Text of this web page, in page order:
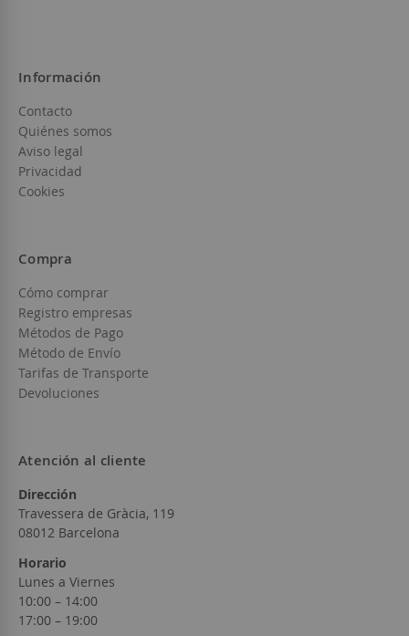
Información
Contacto
Quiénes somos
Aviso legal
Privacidad
Cookies
Compra
Cómo comprar
Registro empresas
Métodos de Pago
Método de Envío
Tarifas de Transporte
Devoluciones
Atención al cliente
Dirección
Travessera de Gràcia, 119
08012 Barcelona
Horario
Lunes a Viernes
10:00 – 14:00
17:00 – 19:00